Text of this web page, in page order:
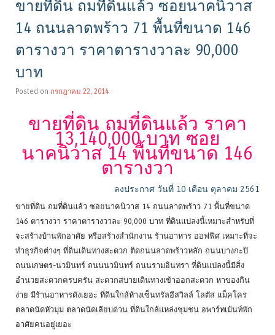
ขายที่ดิน ถมที่ดินแล้ว ซอยนาคนิวาส
14 ถนนลาดพร้าว 71 พื้นที่ขนาด 146
ตารางวา ราคาตารางวาละ 90,000
บาท
Posted on กรกฎาคม 22, 2014
ขายที่ดิน ถมที่ดินแล้ว ราคา
13,140,000 บาท ซอย
นาคนิวาส 14 พื้นที่ขนาด 146
ตารางวา
ลงประกาศ วันที่ 10 เดือน ตุลาคม 2561
ขายที่ดิน ถมที่ดินแล้ว ซอยนาคนิวาส 14 ถนนลาดพร้าว 71 พื้นที่ขนาด
146 ตารางวา ราคาตารางวาละ 90,000 บาท ที่ดินแปลงนี้เหมาะสำหรับที่
จะสร้างบ้านพักอาศัย หรือสร้างสำนักงาน ร้านอาหาร ออฟฟิศ เหมาะที่จะ
ทำธุรกิจต่างๆ ที่ดินเดินทางสะดวก ติดถนนลาดพร้าวหลัก ถนนบางกะปิ
ถนนเกษตร-นวมินทร์ ถนนนวมินทร์ ถนนรามอินทรา ที่ดินแปลงนี้มีสิ่ง
อำนวยสะดวกครบครัน สะดวกสบายเดินทางเข้าออกสะดวก หาของกิน
ง่าย มีร้านอาหารดังเยอะ ที่ดินใกล้ห้างเซ็นทรัลอีสวิลล์ โลตัส แม็คโคร
ตลาดนัดหัวมุม ตลาดนัดเลียบด่วน ที่ดินใกล้แหล่งชุมชน อพาร์ทเม้นท์พัก
อาศัยคนอยู่เยอะ